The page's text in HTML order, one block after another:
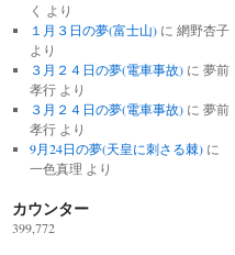
く より
１月３日の夢(富士山)に 網野杏子
より
３月２４日の夢(電車事故)に 夢前
孝行より
３月２４日の夢(電車事故)に 夢前
孝行より
9月24日の夢(天皇に刺さる棘)に
一色真理 より
カウンター
399,772